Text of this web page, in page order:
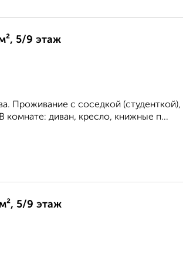
5/9 этаж
с соседкой (студенткой),
комнате: диван, кресло, книжные п...
5/9 этаж